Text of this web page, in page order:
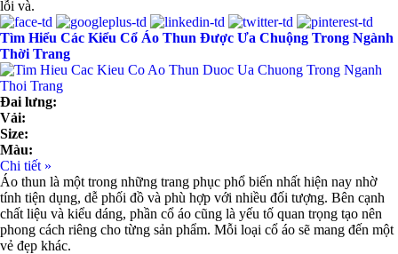
lỗi và.
Tìm Hiểu Các Kiểu Cổ Áo Thun Được Ưa Chuộng Trong Ngành
Thời Trang
Đai lưng:
Vải:
Size:
Màu:
Chi tiết »
Áo thun là một trong những trang phục phổ biến nhất hiện nay nhờ
tính tiện dụng, dễ phối đồ và phù hợp với nhiều đối tượng. Bên cạnh
chất liệu và kiểu dáng, phần cổ áo cũng là yếu tố quan trọng tạo nên
phong cách riêng cho từng sản phẩm. Mỗi loại cổ áo sẽ mang đến một
vẻ đẹp khác.